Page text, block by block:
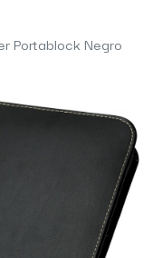
Portablock Negro